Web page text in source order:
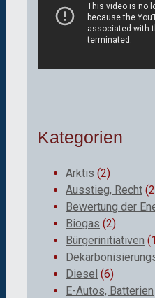
Kategorien
Arktis (2)
Ausstieg, Recht
Bewertung der
Biogas (2)
Bürgerinitiativen
Diesel (6)
E-Autos, Batterien